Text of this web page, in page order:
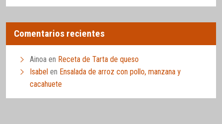
Comentarios recientes
Ainoa en Receta de Tarta de queso
Isabel en Ensalada de arroz con pollo, manzana y
cacahuete